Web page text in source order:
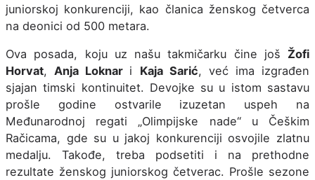
juniorskoj konkurenciji, kao članica ženskog četverca
na deonici od 500 metara.
Ova posada, koju uz našu takmičarku čine još Žofi
Horvat, Anja Loknar i Kaja Sarić, već ima izgrađen
sjajan timski kontinuitet. Devojke su u istom sastavu
prošle godine ostvarile izuzetan uspeh na
Međunarodnoj regati „Olimpijske nade“ u Češkim
Račicama, gde su u jakoj konkurenciji osvojile zlatnu
medalju. Takođe, treba podsetiti i na prethodne
rezultate ženskog juniorskog četverac. Prošle sezone